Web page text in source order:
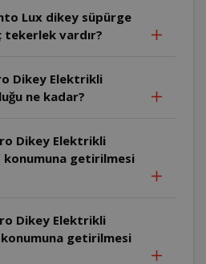
Lux dikey süpürge
tekerlek vardır?
Dikey Elektrikli
ne kadar?
Dikey Elektrikli
konumuna getirilmesi
Dikey Elektrikli
konumuna getirilmesi